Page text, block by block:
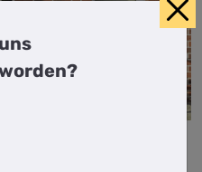
und